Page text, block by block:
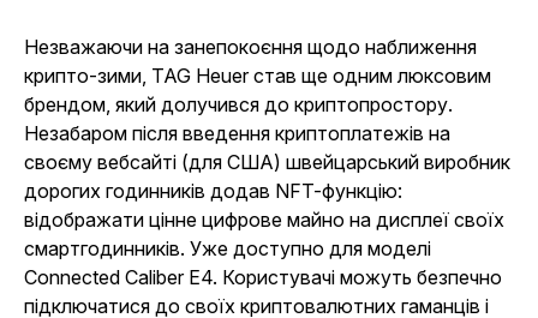
Незважаючи на занепокоєння щодо наближення
крипто-зими, TAG Heuer став ще одним люксовим
брендом, який долучився до криптопростору.
Незабаром після введення криптоплатежів на
своєму вебсайті (для США) швейцарський виробник
дорогих годинників додав NFT-функцію:
відображати цінне цифрове майно на дисплеї своїх
смартгодинників. Уже доступно для моделі
Connected Caliber E4. Користувачі можуть безпечно
підключатися до своїх криптовалютних гаманців і